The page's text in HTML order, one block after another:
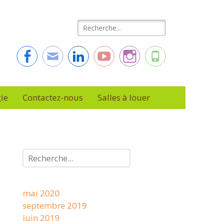
Rechercher :
Facebook
Adresse
contact
LinkedinYouTube
Instagram
Tél
Contactez-nous Salles à louer
Rechercher :
mai 2020
septembre 2019
juin 2019